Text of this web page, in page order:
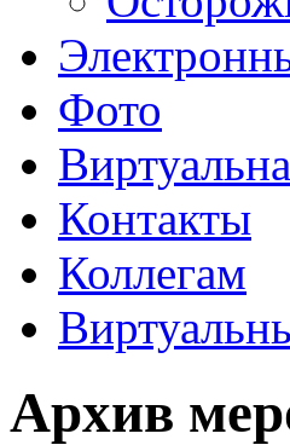
Фото
Контакты
Коллегам
Архив